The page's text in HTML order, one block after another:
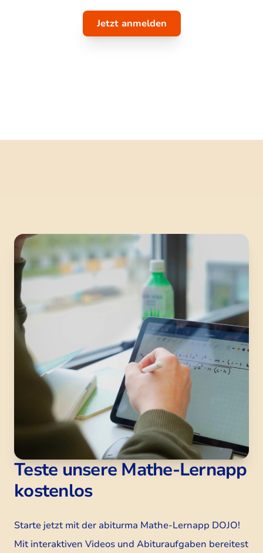
Jetzt anmelden
Teste unsere Mathe-Lernapp
kostenlos
Starte jetzt mit der abiturma Mathe-Lernapp DOJO!
Mit interaktiven Videos und Abituraufgaben bereitest